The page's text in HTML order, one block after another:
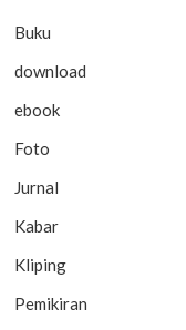
Buku
download
ebook
Foto
Jurnal
Kabar
Kliping
Pemikiran